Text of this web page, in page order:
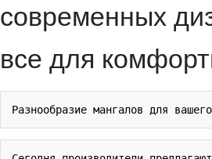
современных
все для